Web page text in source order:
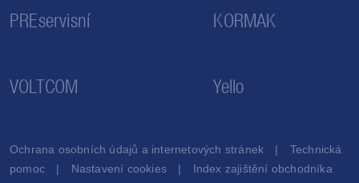
PREservisní KORMAK
VOLTCOM Yello
Ochrana osobních údajů a internetových stránek
Technická
pomoc
Nastavení cookies Index zajištění obchodníka